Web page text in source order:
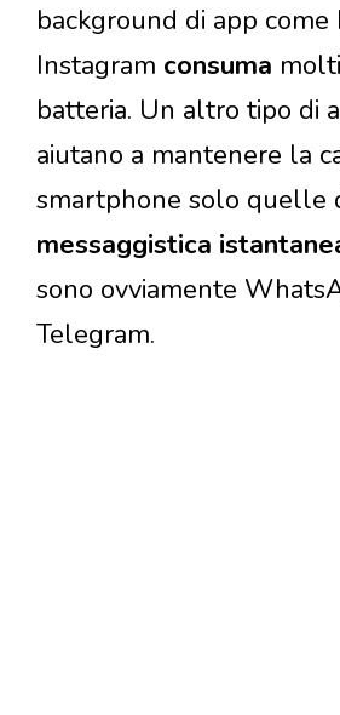
background di app come
Instagram consuma
batteria. Un altro tipo di
aiutano a mantenere la
smartphone solo quelle
messaggistica
sono ovviamente
Telegram.